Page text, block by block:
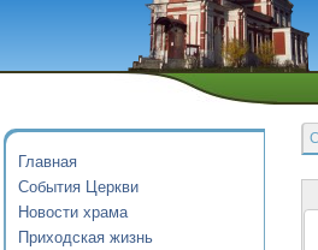
Главная
События Церкви
Новости храма
Приходская жизнь